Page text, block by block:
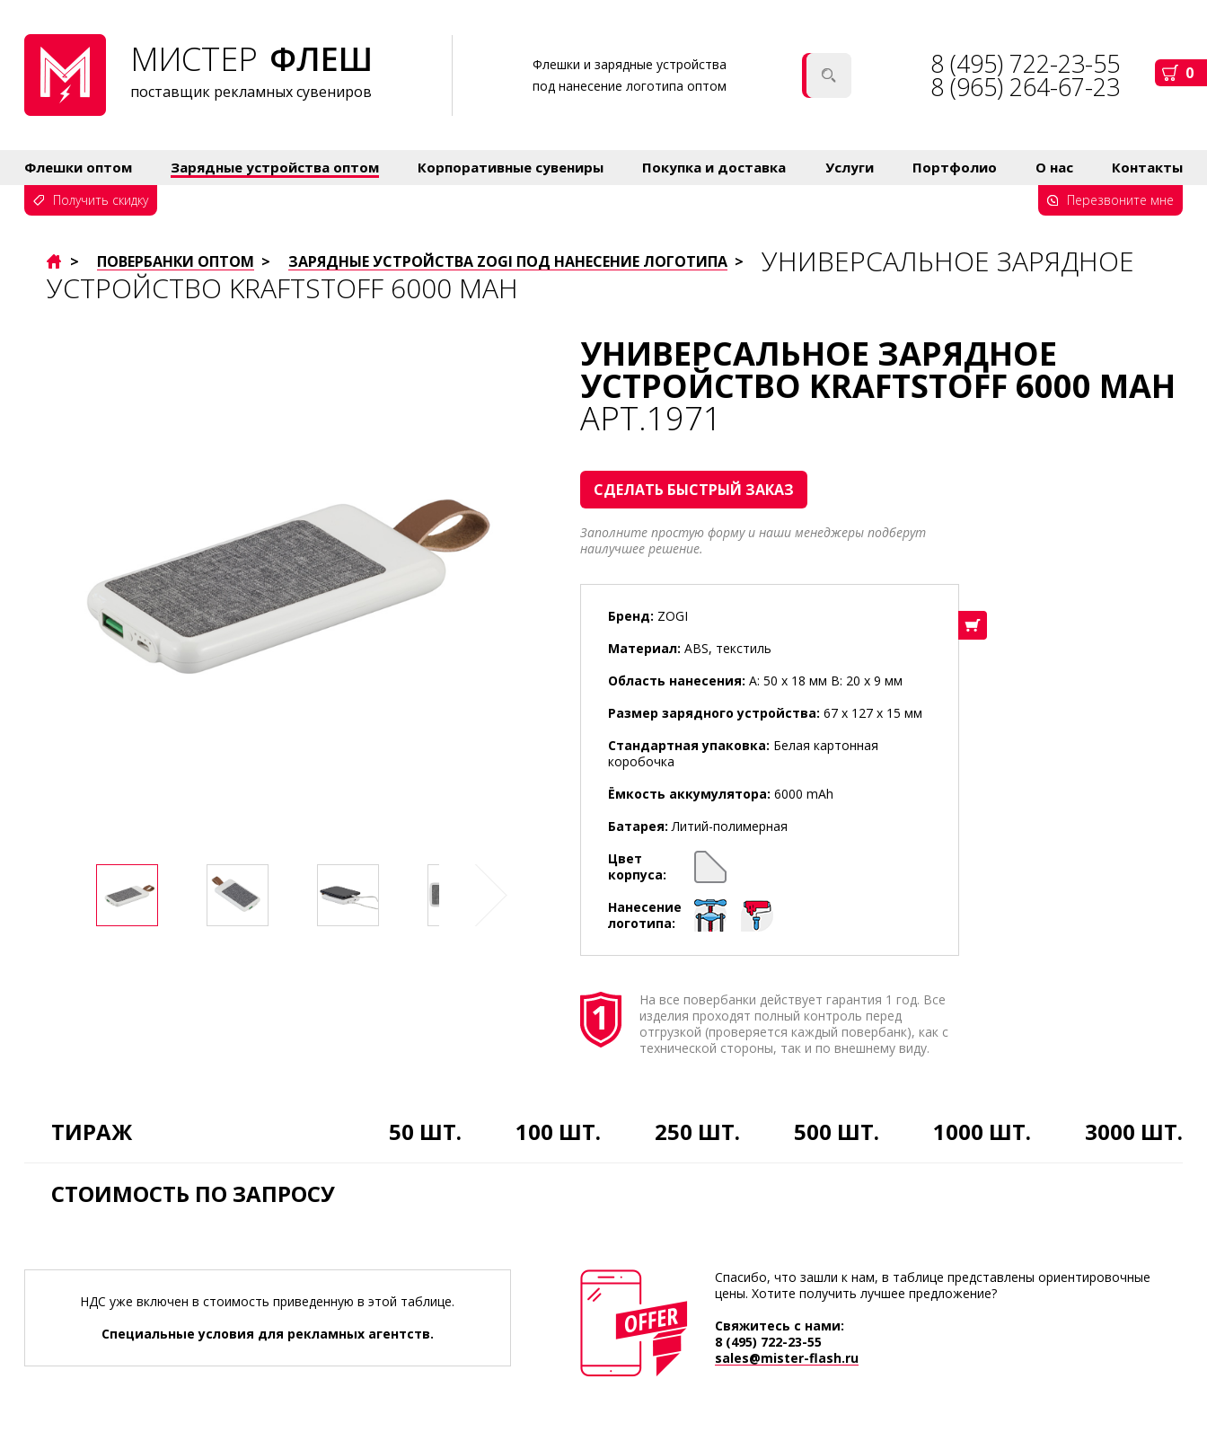
МИСТЕР ФЛЕШ
поставщик рекламных сувениров
Флешки и зарядные устройства
под нанесение логотипа оптом
8 (495) 722-23-55
8 (965) 264-67-23
Флешки оптом Зарядные устройства оптом Корпоративные сувениры Покупка и доставка Услуги Портфолио О нас Контакты
Получить скидку Перезвоните мне
0
> ПОВЕРБАНКИ ОПТОМ > ЗАРЯДНЫЕ УСТРОЙСТВА ZOGI ПОД НАНЕСЕНИЕ ЛОГОТИПА> УНИВЕРСАЛЬНОЕ ЗАРЯДНОЕ
УСТРОЙСТВО KRAFTSTOFF 6000 MAH
УНИВЕРСАЛЬНОЕ ЗАРЯДНОЕ
УСТРОЙСТВО KRAFTSTOFF 6000 MAH
АРТ.1971
Бренд: ZOGI
Материал: ABS, текстиль
Область нанесения: A: 50 x 18 мм B: 20 ​​x 9 мм
Размер зарядного устройства: 67 x 127 x 15 мм
Стандартная упаковка: Белая картонная
коробочка
Ёмкость аккумулятора: 6000 mAh
Батарея: Литий-полимерная
Цвет
корпуса:
Нанесение
логотипа:
В корзину
СДЕЛАТЬ БЫСТРЫЙ ЗАКАЗ
Заполните простую форму и наши менеджеры подберут
наилучшее решение.
На все повербанки действует гарантия 1 год. Все
изделия проходят полный контроль перед
отгрузкой (проверяется каждый повербанк), как с
технической стороны, так и по внешнему виду.
ТИРАЖ 50 ШТ. 100 ШТ. 250 ШТ. 500 ШТ. 1000 ШТ. 3000 ШТ.
СТОИМОСТЬ ПО ЗАПРОСУ
НДС уже включен в стоимость приведенную в этой таблице.
Cпециальные условия для рекламных агентств.
Спасибо, что зашли к нам, в таблице представлены ориентировочные
цены. Хотите получить лучшее предложение?
Свяжитесь с нами:
8 (495) 722-23-55
sales@mister-flash.ru